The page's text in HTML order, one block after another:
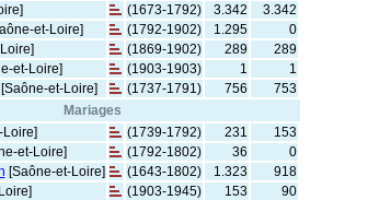
(1673-1792) 3.342
3.342
et-Loire] (1792-1902) 1.295
0
(1869-1902) 289
289
et-Loire] (1903-1903) 1
1
et-Loire] (1737-1791) 756
753
Mariages
(1739-1792) 231
153
et-Loire] (1792-1802) 36
0
[Saône-et-Loire] (1643-1802) 1.323
918
(1903-1945) 153
90